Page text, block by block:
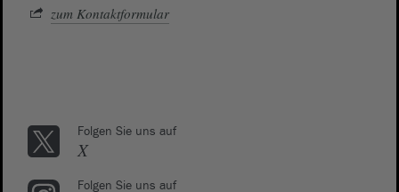
zum Kontaktformular
Folgen Sie uns auf
X
Folgen Sie uns auf